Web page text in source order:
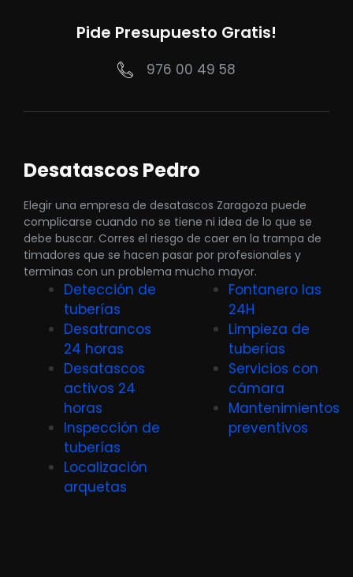
Pide Presupuesto Gratis!
976 00 49 58
Desatascos Pedro
Elegir una empresa de desatascos Zaragoza puede
complicarse cuando no se tiene ni idea de lo que se
debe buscar. Corres el riesgo de caer en la trampa de
timadores que se hacen pasar por profesionales y
terminas con un problema mucho mayor.
Detección de
tuberías
Desatrancos
24 horas
Desatascos
activos 24
horas
Inspección de
tuberías
Localización
arquetas
Fontanero las
24H
Limpieza de
tuberías
Servicios con
cámara
Mantenimientos
preventivos